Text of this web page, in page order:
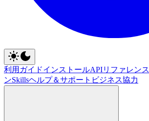
利用ガイドインストールAPIリファレンス
ンSkillsヘルプ＆サポート ビジネス協力